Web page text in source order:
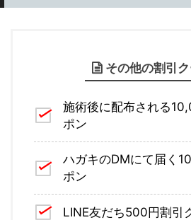
その他の割引
施術後に配布される
ポン
ハガキのDMにて届く
ポン
LINE友だち500円割引